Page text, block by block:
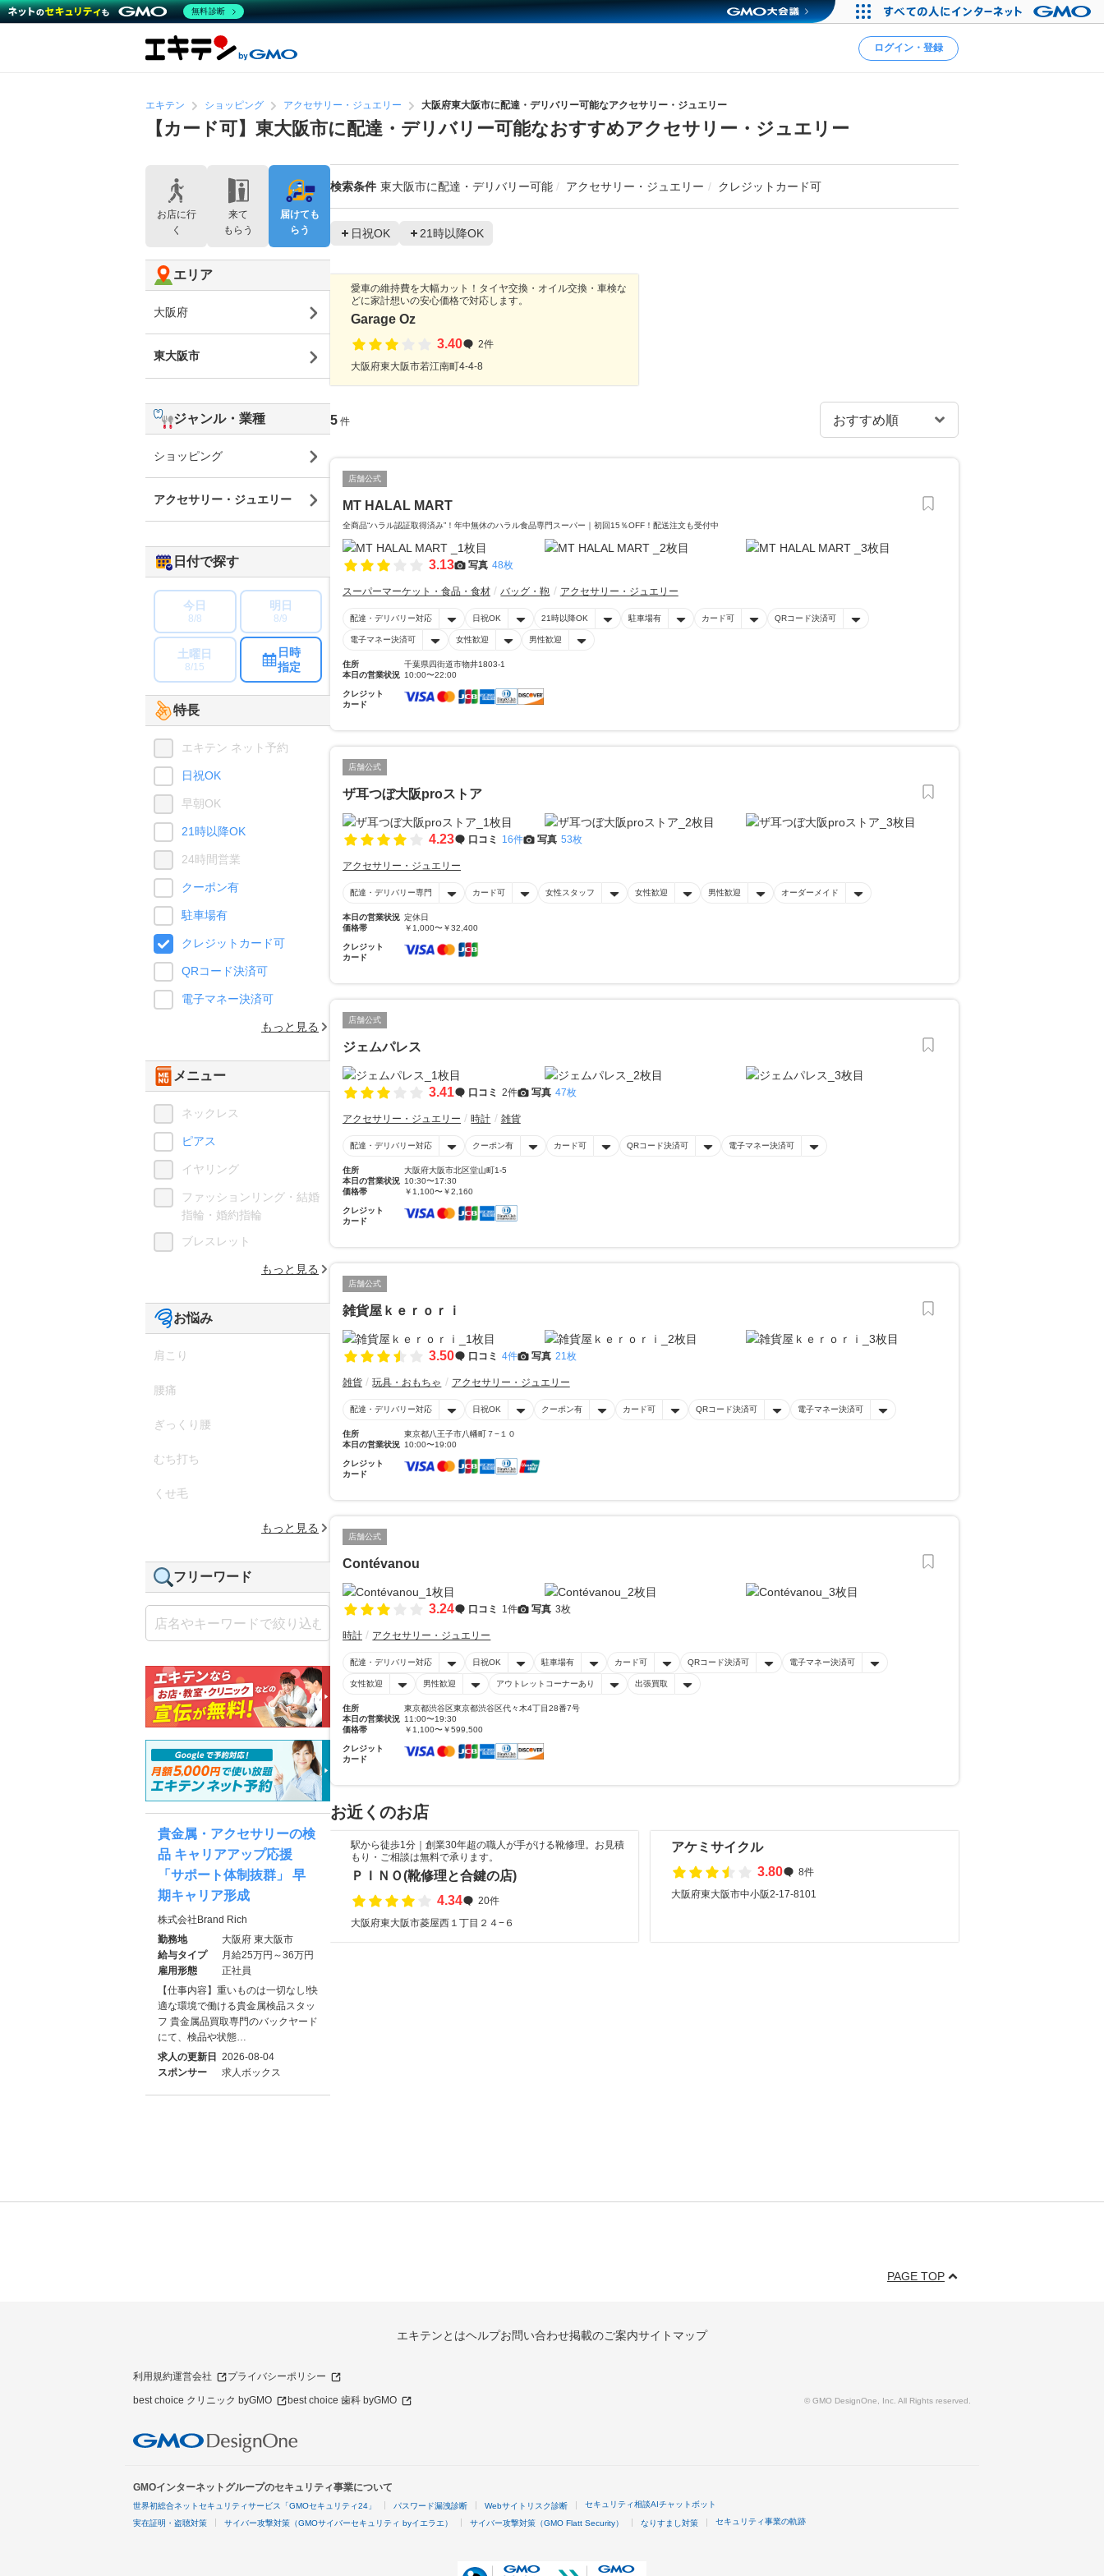
ログイン・登録
エキテン ショッピング アクセサリー・ジュエリー 大阪府東大阪市に配達・デリバリー可能なアクセサリー・ジュエリー
【カード可】東大阪市に配達・デリバリー可能なおすすめアクセサリー・ジュエリー
検索条件 東大阪市に配達・デリバリー可能 アクセサリー・ジュエリー クレジットカード可
日祝OK 21時以降OK
愛車の維持費を大幅カット！タイヤ交換・オイル交換・車検な
どに家計想いの安心価格で対応します。
Garage Oz
3.40
2件
大阪府東大阪市若江南町4-4-8
5 件
店舗公式
MT HALAL MART
全商品“ハラル認証取得済み”！年中無休のハラル食品専門スーパー｜初回15％OFF！配送注文も受付中
3.13 写真 48枚
スーパーマーケット・食品・食材 バッグ・鞄 アクセサリー・ジュエリー
配達・デリバリー対応 日祝OK 21時以降OK 駐車場有 カード可 QRコード決済可
電子マネー決済可 女性歓迎 男性歓迎
住所
千葉県四街道市物井1803-1
本日の営業状況 10:00〜22:00
クレジット
カード
店舗公式
ザ耳つぼ大阪proストア
4.23 口コミ 16件 写真 53枚
アクセサリー・ジュエリー
配達・デリバリー専門 カード可 女性スタッフ 女性歓迎 男性歓迎 オーダーメイド
本日の営業状況 定休日
価格帯
￥1,000〜￥32,400
クレジット
カード
店舗公式
ジェムパレス
3.41 口コミ 2件 写真 47枚
アクセサリー・ジュエリー 時計 雑貨
配達・デリバリー対応 クーポン有 カード可 QRコード決済可 電子マネー決済可
住所
大阪府大阪市北区堂山町1-5
本日の営業状況 10:30〜17:30
価格帯
￥1,100〜￥2,160
クレジット
カード
店舗公式
雑貨屋ｋｅｒｏｒｉ
3.50 口コミ 4件 写真 21枚
雑貨 玩具・おもちゃ アクセサリー・ジュエリー
配達・デリバリー対応 日祝OK クーポン有 カード可 QRコード決済可 電子マネー決済可
住所
東京都八王子市八幡町７−１０
本日の営業状況 10:00〜19:00
クレジット
カード
店舗公式
Contévanou
3.24 口コミ 1件 写真 3枚
時計 アクセサリー・ジュエリー
配達・デリバリー対応 日祝OK 駐車場有 カード可 QRコード決済可 電子マネー決済可
女性歓迎 男性歓迎 アウトレットコーナーあり 出張買取
住所
東京都渋谷区東京都渋谷区代々木4丁目28番7号
本日の営業状況 11:00〜19:30
価格帯
￥1,100〜￥599,500
クレジット
カード
お近くのお店
駅から徒歩1分｜創業30年超の職人が手がける靴修理。お見積
もり・ご相談は無料で承ります。
ＰＩＮＯ(靴修理と合鍵の店)
4.34
20件
大阪府東大阪市菱屋西１丁目２４−６
アケミサイクル
3.80
8件
大阪府東大阪市中小阪2-17-8101
お店に行
く
来て
もらう
届けても
らう
エリア
大阪府
東大阪市
ジャンル・業種
ショッピング
アクセサリー・ジュエリー
日付で探す
今日
8/8
明日
8/9
土曜日
8/15
日時
指定
特長
エキテン ネット予約
日祝OK
早朝OK
21時以降OK
24時間営業
クーポン有
駐車場有
クレジットカード可
QRコード決済可
電子マネー決済可
もっと見る
メニュー
ネックレス
ピアス
イヤリング
ファッションリング・結婚
指輪・婚約指輪
ブレスレット
もっと見る
お悩み
肩こり
腰痛
ぎっくり腰
むち打ち
くせ毛
もっと見る
フリーワード
貴金属・アクセサリーの検
品 キャリアアップ応援
「サポート体制抜群」 早
期キャリア形成
株式会社Brand Rich
勤務地
大阪府 東大阪市
給与タイプ
月給25万円～36万円
雇用形態
正社員
【仕事内容】重いものは一切なし!快
適な環境で働ける貴金属検品スタッ
フ 貴金属品買取専門のバックヤード
にて、検品や状態…
求人の更新日
2026-08-04
スポンサー
求人ボックス
PAGE TOP
エキテンとはヘルプお問い合わせ掲載のご案内サイトマップ
利用規約運営会社 プライバシーポリシー
best choice クリニック byGMO best choice 歯科 byGMO © GMO DesignOne, Inc. All Rights reserved.
GMOインターネットグループのセキュリティ事業について
世界初総合ネットセキュリティサービス「GMOセキュリティ24」 パスワード漏洩診断 Webサイトリスク診断 セキュリティ相談AIチャットボット
実在証明・盗聴対策 サイバー攻撃対策（GMOサイバーセキュリティ byイエラエ） サイバー攻撃対策（GMO Flatt Security） なりすまし対策 セキュリティ事業の軌跡
無料診断